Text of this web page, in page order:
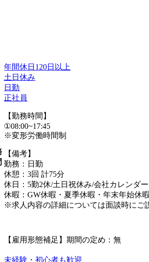
年間休日120日以上
土日休み
日勤
正社員
【勤務時間】
①08:00~17:45
※変形労働時間制
【備考】
勤務：日勤
休憩：3回 計75分
休日：5勤2休/土日祝休み/会社カレンダ
休暇：GW休暇・夏季休暇・年末年始休暇
※求人内容の詳細については面談時にご
【雇用形態補足】期間の定め：無
未経験・初心者も歓迎